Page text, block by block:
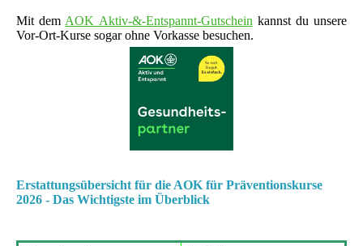
Mit dem AOK Aktiv-&-Entspannt-Gutschein kannst du unsere
Vor-Ort-Kurse sogar ohne Vorkasse besuchen.
Erstattungsübersicht für die AOK für Präventionskurse
2026 - Das Wichtigste im Überblick